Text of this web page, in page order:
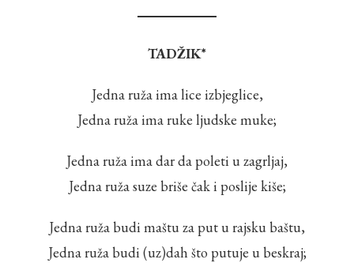
TADŽIK*
Jedna ruža ima lice izbjeglice,
Jedna ruža ima ruke ljudske muke;
Jedna ruža ima dar da poleti u zagrljaj,
Jedna ruža suze briše čak i poslije kiše;
Jedna ruža budi maštu za put u rajsku baštu,
Jedna ruža budi (uz)dah što putuje u beskraj;